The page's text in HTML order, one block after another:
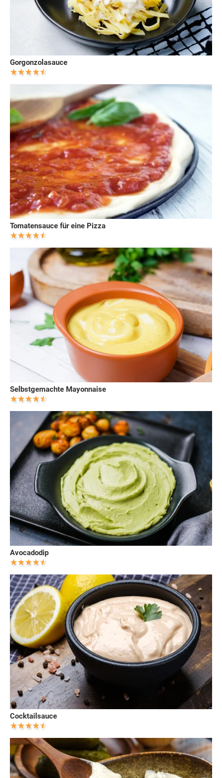
Gorgonzolasauce
Tomatensauce für eine Pizza
Selbstgemachte Mayonnaise
Avocadodip
Cocktailsauce